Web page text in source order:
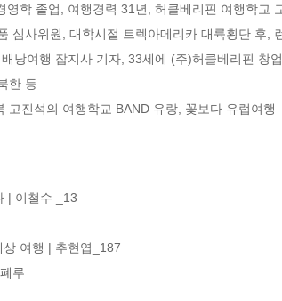
영학 졸업, 여행경력 31년, 허클베리핀 여행학교
심사위원, 대학시절 트렉아메리카 대륙횡단 후,
낭여행 잡지사 기자, 33세에 (주)허클베리핀 창
한 등
고진석의 여행학교 BAND 유랑, 꽃보다 유럽여행
| 이철수 _13
여행 | 추현엽_187
루